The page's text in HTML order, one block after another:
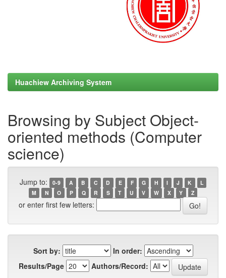
Huachiew Archiving System
Browsing by Subject Object-
oriented methods (Computer
science)
Jump to: 0-9 A B C D E F G H I J K
L
M
N O P Q R S T U V W X Y Z
or enter first few letters:
Sort by:
In order:
Results/Page
Authors/Record: